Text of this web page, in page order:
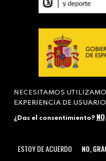
Actividad subvencionada por el
NECESITAMOS
EXPERIENCIA DE USUARIO
¿Das el consentimiento?
ESTOY DE ACUERDO NO,